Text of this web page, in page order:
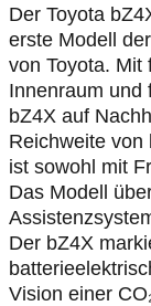
Der Toyota
erste Modell
von Toyota. Mit
Innenraum und
bZ4X auf
Reichweite von
ist sowohl mit
Das Modell
Der bZ4X
Vision einer